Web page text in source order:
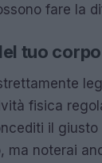
fare la
tuo corpo
fisica
il giusto
ma noterai